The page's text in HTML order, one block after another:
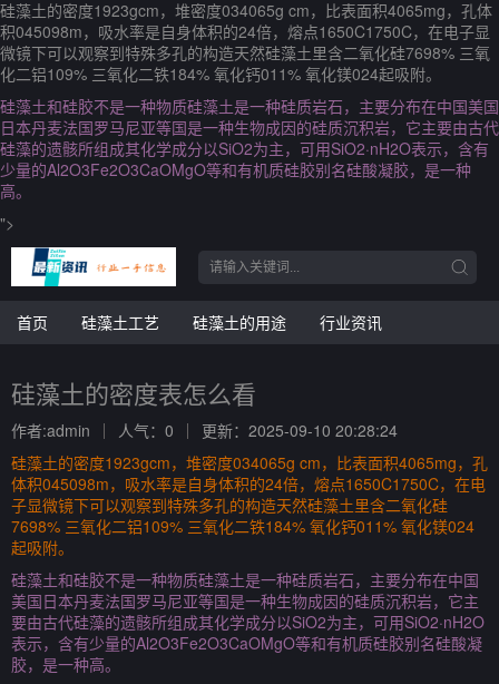
硅藻土的密度1923gcm，堆密度034065g cm，比表面积4065mg，孔体
积045098m，吸水率是自身体积的24倍，熔点1650C1750C，在电子显
微镜下可以观察到特殊多孔的构造天然硅藻土里含二氧化硅7698% 三氧
化二铝109% 三氧化二铁184% 氧化钙011% 氧化镁024起吸附。
硅藻土和硅胶不是一种物质硅藻土是一种硅质岩石，主要分布在中国美国
日本丹麦法国罗马尼亚等国是一种生物成因的硅质沉积岩，它主要由古代
硅藻的遗骸所组成其化学成分以SiO2为主，可用SiO2·nH2O表示，含有
少量的Al2O3Fe2O3CaOMgO等和有机质硅胶别名硅酸凝胶，是一种
高。
">
首页 硅藻土工艺 硅藻土的用途 行业资讯
硅藻土的密度表怎么看
作者:admin 人气：0
更新：2025-09-10 20:28:24
硅藻土的密度1923gcm，堆密度034065g cm，比表面积4065mg，孔
体积045098m，吸水率是自身体积的24倍，熔点1650C1750C，在电
子显微镜下可以观察到特殊多孔的构造天然硅藻土里含二氧化硅
7698% 三氧化二铝109% 三氧化二铁184% 氧化钙011% 氧化镁024
起吸附。
硅藻土和硅胶不是一种物质硅藻土是一种硅质岩石，主要分布在中国
美国日本丹麦法国罗马尼亚等国是一种生物成因的硅质沉积岩，它主
要由古代硅藻的遗骸所组成其化学成分以SiO2为主，可用SiO2·nH2O
表示，含有少量的Al2O3Fe2O3CaOMgO等和有机质硅胶别名硅酸凝
胶，是一种高。